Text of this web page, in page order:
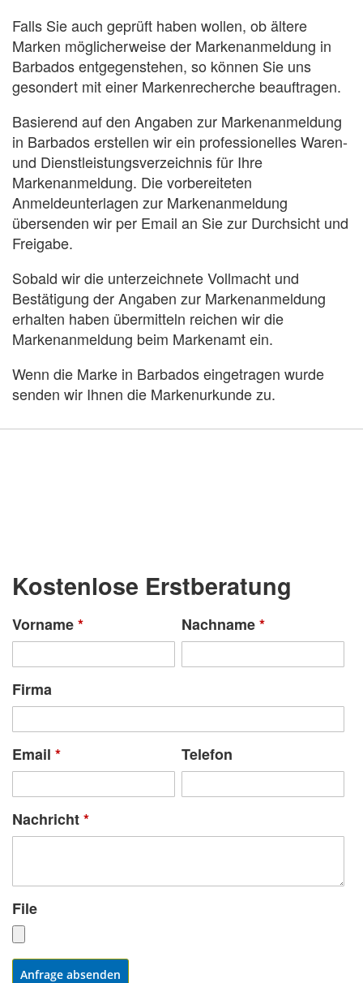
Falls Sie auch geprüft haben wollen, ob ältere
Marken möglicherweise der Markenanmeldung in
Barbados entgegenstehen, so können Sie uns
gesondert mit einer Markenrecherche beauftragen.
Basierend auf den Angaben zur Markenanmeldung
in Barbados erstellen wir ein professionelles Waren-
und Dienstleistungsverzeichnis für Ihre
Markenanmeldung. Die vorbereiteten
Anmeldeunterlagen zur Markenanmeldung
übersenden wir per Email an Sie zur Durchsicht und
Freigabe.
Sobald wir die unterzeichnete Vollmacht und
Bestätigung der Angaben zur Markenanmeldung
erhalten haben übermitteln reichen wir die
Markenanmeldung beim Markenamt ein.
Wenn die Marke in Barbados eingetragen wurde
senden wir Ihnen die Markenurkunde zu.
Kostenlose Erstberatung
Vorname* Nachname*
Firma
Email * Telefon
Nachricht*
File
Anfrage absenden